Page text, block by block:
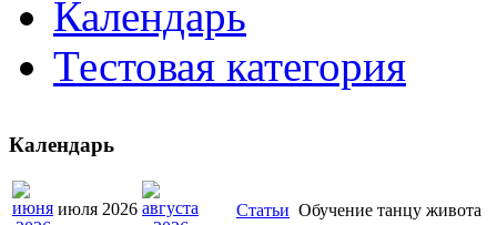
Календарь
Тестовая категория
Статьи Обучение танцу живота
Календарь
июля 2026